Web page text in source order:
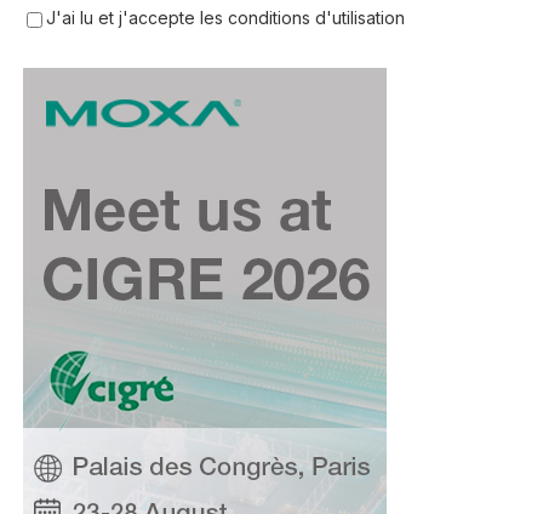
J'ai lu et j'accepte les conditions d'utilisation